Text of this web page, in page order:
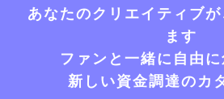
あなたのクリエイティブ
ます
ファンと一緒に自由
新しい資金調達のカ